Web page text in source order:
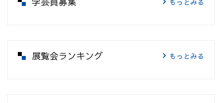
展覧会ランキング もっとみる